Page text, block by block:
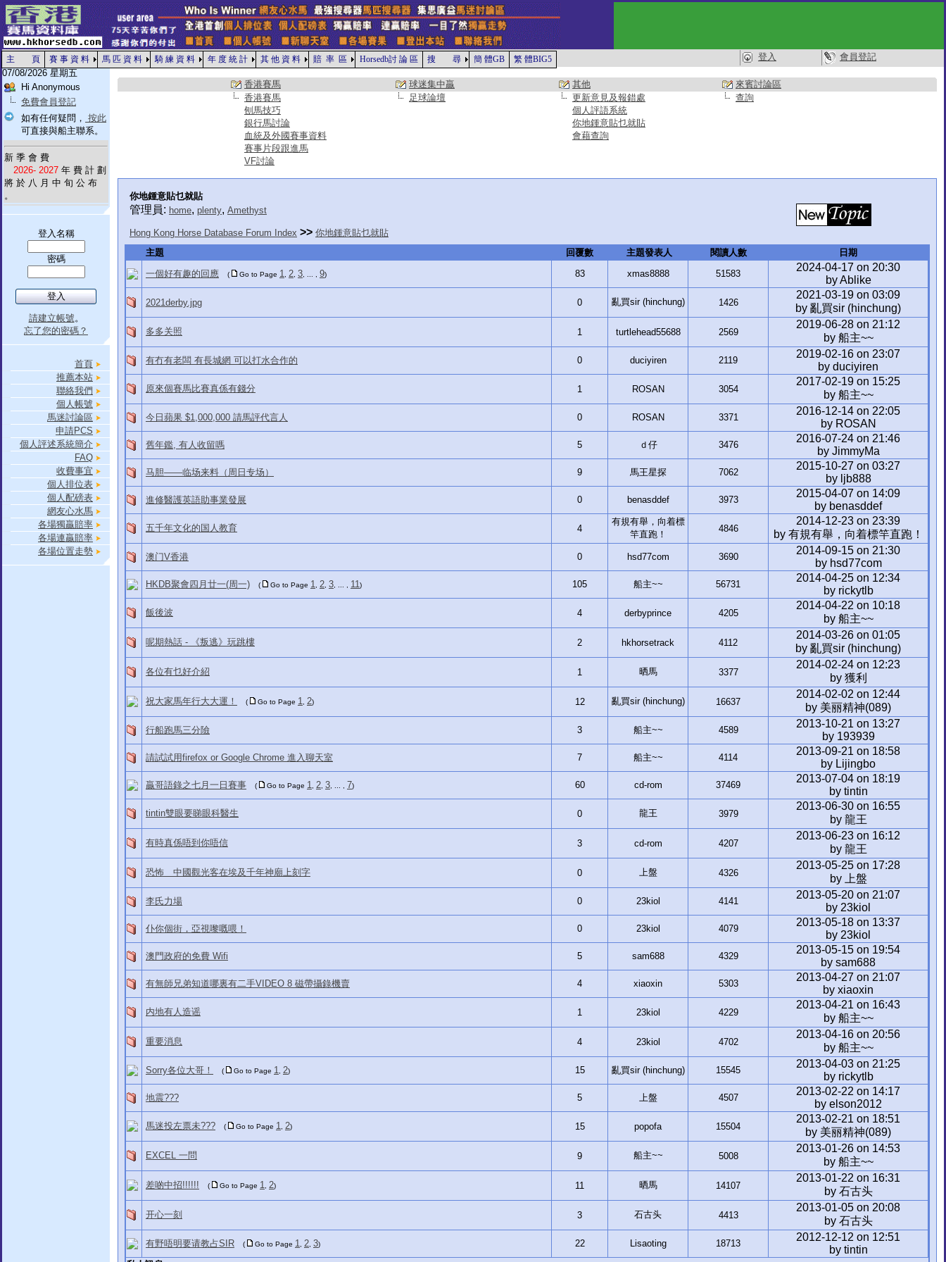
主 頁 賽 事 資 料 馬 匹 資 料 騎 練 資 料 年 度 統 計 其 他 資 料 賠 率 區 Horsedb討 論 區 搜 尋 簡 體GB 繁 體BIG5 登入
會員登記
07/08/2026 星期五
Hi Anonymous
免費會員登記
如有任何疑問， 按此
可直接與船主聯系。
新 季 會 費
2026- 2027 年 費 計 劃
將 於 八 月 中 旬 公 布
。
登入名稱
密碼
請建立帳號。
忘了您的密碼？
首頁
推薦本站
聯絡我們
個人帳號
馬迷討論區
申請PCS
個人評述系統簡介
FAQ
收費事宜
個人排位表
個人配磅表
網友心水馬
各場獨贏賠率
各場連贏賠率
各場位置走勢
香港賽馬 球迷集中贏 其他
來賓討論區
香港賽馬
足球論壇 更新意見及報錯處
查詢
刨馬技巧
個人評語系統
銀行馬討論
你地鍾意貼乜就貼
血統及外國賽事資料
會藉查詢
賽事片段跟進馬
VF討論
你地鍾意貼乜就貼
管理員: home, plenty, Amethyst
Hong Kong Horse Database Forum Index >> 你地鍾意貼乜就貼
主題
回覆數 主題發表人 閱讀人數
日期
一個好有趣的回應
( Go to Page 1 2 3 9) 83 xmas8888 51583
2024-04-17 on 20:30
by Ablike
2021derby.jpg 0 亂買sir (hinchung) 1426
2021-03-19 on 03:09
by 亂買sir (hinchung)
多多关照 1 turtlehead55688 2569
2019-06-28 on 21:12
by 船主~~
有冇有老闆 有長城網 可以打水合作的 0 duciyiren 2119
2019-02-16 on 23:07
by duciyiren
原來個賽馬比賽真係有錢分 1 ROSAN 3054
2017-02-19 on 15:25
by 船主~~
今日蘋果 $1,000,000 請馬評代言人 0 ROSAN 3371
2016-12-14 on 22:05
by ROSAN
舊年鑑, 有人收留嗎 5 ｄ仔 3476
2016-07-24 on 21:46
by JimmyMa
马胆——临场来料（周日专场） 9 馬王星探 7062
2015-10-27 on 03:27
by ljb888
進修醫護英語助事業發展 0 benasddef 3973
2015-04-07 on 14:09
by benasddef
五千年文化的国人教育 4
有規有舉，向着標
竿直跑！
4846
2014-12-23 on 23:39
by 有規有舉，向着標竿直跑！
澳门V香港 0 hsd77com 3690
2014-09-15 on 21:30
by hsd77com
HKDB聚會四月廿一(周一) ( Go to Page 1 2 3 11) 105 船主~~ 56731
2014-04-25 on 12:34
by rickytlb
飯後波 4 derbyprince 4205
2014-04-22 on 10:18
by 船主~~
呢期熱話 - 《叛逃》玩跳樓 2 hkhorsetrack 4112
2014-03-26 on 01:05
by 亂買sir (hinchung)
各位有乜好介紹 1 晒馬 3377
2014-02-24 on 12:23
by 獲利
祝大家馬年行大大運！ ( Go to Page 1 2) 12 亂買sir (hinchung) 16637
2014-02-02 on 12:44
by 美丽精神(089)
行船跑馬三分險 3 船主~~ 4589
2013-10-21 on 13:27
by 193939
請試試用firefox or Google Chrome 進入聊天室 7 船主~~ 4114
2013-09-21 on 18:58
by Lijingbo
贏哥語錄之七月一日賽事 ( Go to Page 1 2 3 7) 60 cd-rom 37469
2013-07-04 on 18:19
by tintin
tintin雙眼要睇眼科醫生 0 龍王 3979
2013-06-30 on 16:55
by 龍王
有時真係唔到你唔信 3 cd-rom 4207
2013-06-23 on 16:12
by 龍王
恐怖 中國觀光客在埃及千年神廟上刻字 0 上盤 4326
2013-05-25 on 17:28
by 上盤
李氏力場 0 23kiol 4141
2013-05-20 on 21:07
by 23kiol
仆你個街，亞視嚟嘅喂！ 0 23kiol 4079
2013-05-18 on 13:37
by 23kiol
澳門政府的免費 Wifi 5 sam688 4329
2013-05-15 on 19:54
by sam688
有無師兄弟知道哪裏有二手VIDEO 8 磁帶攝錄機賣 4 xiaoxin 5303
2013-04-27 on 21:07
by xiaoxin
内地有人造谣 1 23kiol 4229
2013-04-21 on 16:43
by 船主~~
重要消息 4 23kiol 4702
2013-04-16 on 20:56
by 船主~~
Sorry各位大哥！ ( Go to Page 1 2) 15 亂買sir (hinchung) 15545
2013-04-03 on 21:25
by rickytlb
地震??? 5 上盤 4507
2013-02-22 on 14:17
by elson2012
馬迷投左票未??? ( Go to Page 1 2) 15 popofa 15504
2013-02-21 on 18:51
by 美丽精神(089)
EXCEL 一問 9 船主~~ 5008
2013-01-26 on 14:53
by 船主~~
差啲中招!!!!!! ( Go to Page 1 2) 11 晒馬 14107
2013-01-22 on 16:31
by 石古头
开心一刻 3 石古头 4413
2013-01-05 on 20:08
by 石古头
有野唔明要请教占SIR ( Go to Page 1 2 3) 22 Lisaoting 18713
2012-12-12 on 12:51
by tintin